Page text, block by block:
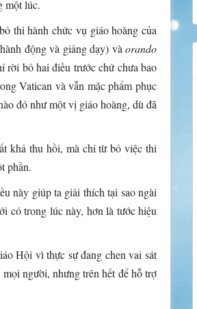
một lúc.
thi hành chức vụ giáo hoàng của
động và giảng dạy) vàorando
bỏ hai điều trước chứ chưa bao
Vatican và vẫn mặc phẩm phục
đó như một vị giáo hoàng, dù đã
khả thu hồi, mà chỉ từ bỏ việc thi
phần.
này giúp ta giải thích tại sao ngài
có trong lúc này, hơn là tước hiệu
Hội vì thực sự đang chen vai sát
người, nhưng trên hết để hỗ trợ